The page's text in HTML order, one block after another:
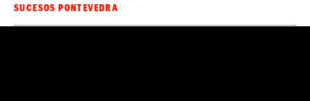
SUCESOS PONTEVEDRA